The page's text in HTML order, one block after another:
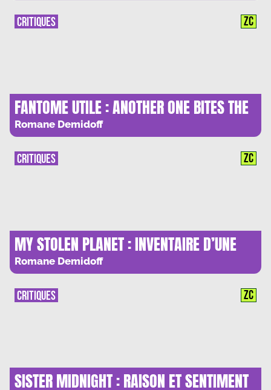
FANTOME UTILE : ANOTHER ONE BITES THE
DUST
Romane Demidoff
CRITIQUES ZC
MY STOLEN PLANET : INVENTAIRE D’UNE
VIE PASSEE
Romane Demidoff
CRITIQUES ZC
SISTER MIDNIGHT : RAISON ET SENTIMENT
CRITIQUES ZC